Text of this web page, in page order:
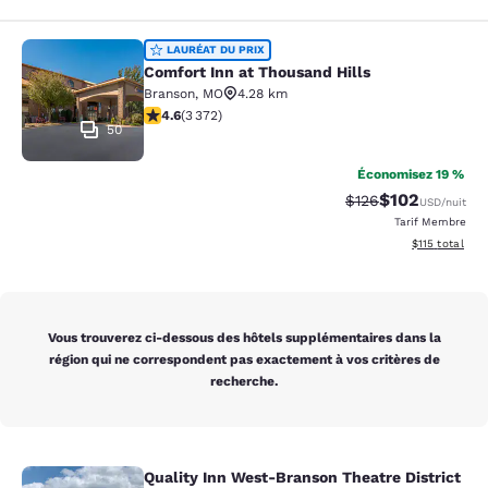
Comfort Inn at Thousand Hills
50
LAURÉAT DU PRIX
Comfort Inn at Thousand Hills
Branson, MO
4.28 km
4.58 étoiles. Excellent. 3372 commentaires
4.6(3 372)
Économisez 19 %
Tarif barré :
$126Tarif réduit :
$102USD/nuit
Tarif Membre
Afficher les
$115 total
Vous trouverez ci-dessous des hôtels supplémentaires dans la
région qui ne correspondent pas exactement à vos critères de
recherche.
Quality Inn West-Branson Theatre District